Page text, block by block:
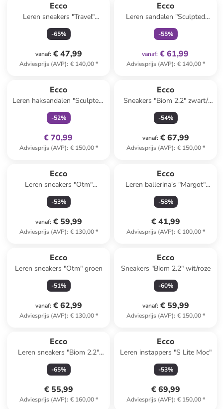
Ecco
Leren sneakers "Travel"
lichtroze
-65%
vanaf: € 47,99
Adviesprijs (AVP): € 140,00*
Ecco
Leren sandalen "Sculpted
Alba" crème
-55%
vanaf: € 61,99
Adviesprijs (AVP): € 140,00*
Ecco
Leren haksandalen "Sculpted"
zwart
-52%
€ 70,99
Adviesprijs (AVP): € 150,00*
Ecco
Sneakers "Biom 2.2" zwart/
grijs
-54%
vanaf: € 67,99
Adviesprijs (AVP): € 150,00*
Ecco
Leren sneakers "Otm"
kaki/zwart
-53%
vanaf: € 59,99
Adviesprijs (AVP): € 130,00*
Ecco
Leren ballerina's "Margot"
zilverkleurig
-58%
€ 41,99
Adviesprijs (AVP): € 100,00*
Ecco
Leren sneakers "Otm" groen
-51%
vanaf: € 62,99
Adviesprijs (AVP): € 130,00*
Ecco
Sneakers "Biom 2.2" wit/roze
-60%
vanaf: € 59,99
Adviesprijs (AVP): € 150,00*
Ecco
Leren sneakers "Biom 2.2"
wit/paars
-65%
€ 55,99
Adviesprijs (AVP): € 160,00*
Ecco
Leren instappers "S Lite Moc"
-53%
€ 69,99
Adviesprijs (AVP): € 150,00*